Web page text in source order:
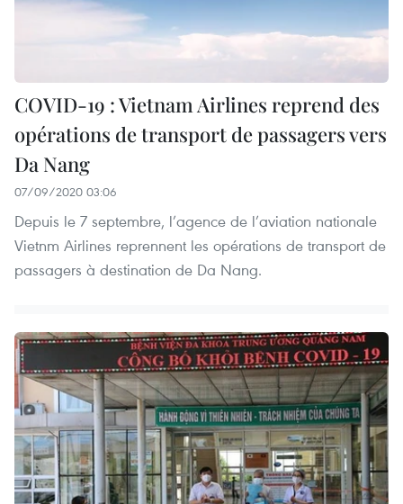
COVID-19 : Vietnam Airlines reprend des
opérations de transport de passagers vers
Da Nang
07/09/2020 03:06
Depuis le 7 septembre, l’agence de l’aviation nationale
Vietnm Airlines reprennent les opérations de transport de
passagers à destination de Da Nang.